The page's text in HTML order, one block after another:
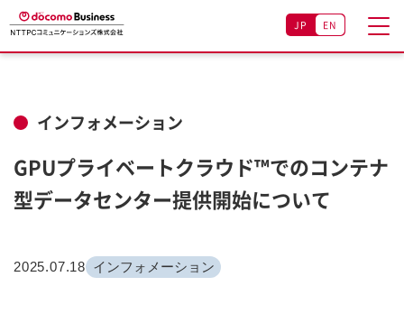
JP EN
インフォメーション
GPUプライベートクラウド™でのコンテナ
型データセンター提供開始について
2025.07.18 インフォメーション